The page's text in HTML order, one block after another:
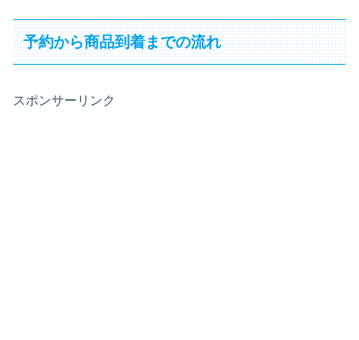
予約から商品到着までの流れ
スポンサーリンク